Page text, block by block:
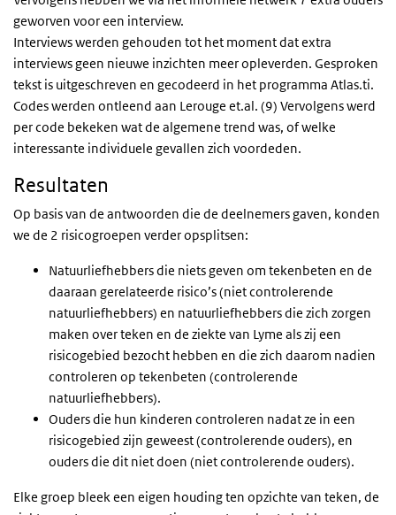
geworven voor een interview.
Interviews werden gehouden tot het moment dat extra
interviews geen nieuwe inzichten meer opleverden. Gesproken
tekst is uitgeschreven en gecodeerd in het programma Atlas.ti.
Codes werden ontleend aan Lerouge et.al. (9) Vervolgens werd
per code bekeken wat de algemene trend was, of welke
interessante individuele gevallen zich voordeden.
Resultaten
Op basis van de antwoorden die de deelnemers gaven, konden
we de 2 risicogroepen verder opsplitsen:
Natuurliefhebbers die niets geven om tekenbeten en de
daaraan gerelateerde risico’s (niet controlerende
natuurliefhebbers) en natuurliefhebbers die zich zorgen
maken over teken en de ziekte van Lyme als zij een
risicogebied bezocht hebben en die zich daarom nadien
controleren op tekenbeten (controlerende
natuurliefhebbers).
Ouders die hun kinderen controleren nadat ze in een
risicogebied zijn geweest (controlerende ouders), en
ouders die dit niet doen (niet controlerende ouders).
Elke groep bleek een eigen houding ten opzichte van teken, de